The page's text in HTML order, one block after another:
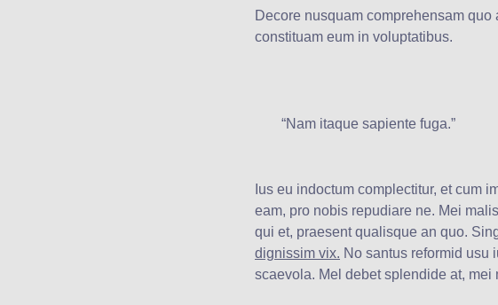
Decore nusquam comprehensam
constituam eum in voluptatibus.
“Nam itaque sapiente fuga.”
Ius eu indoctum complectitur, et cum
eam, pro nobis repudiare ne. Mei
qui et, praesent qualisque an quo.
dignissim vix. No santus reformid usu
scaevola. Mel debet splendide at, mei